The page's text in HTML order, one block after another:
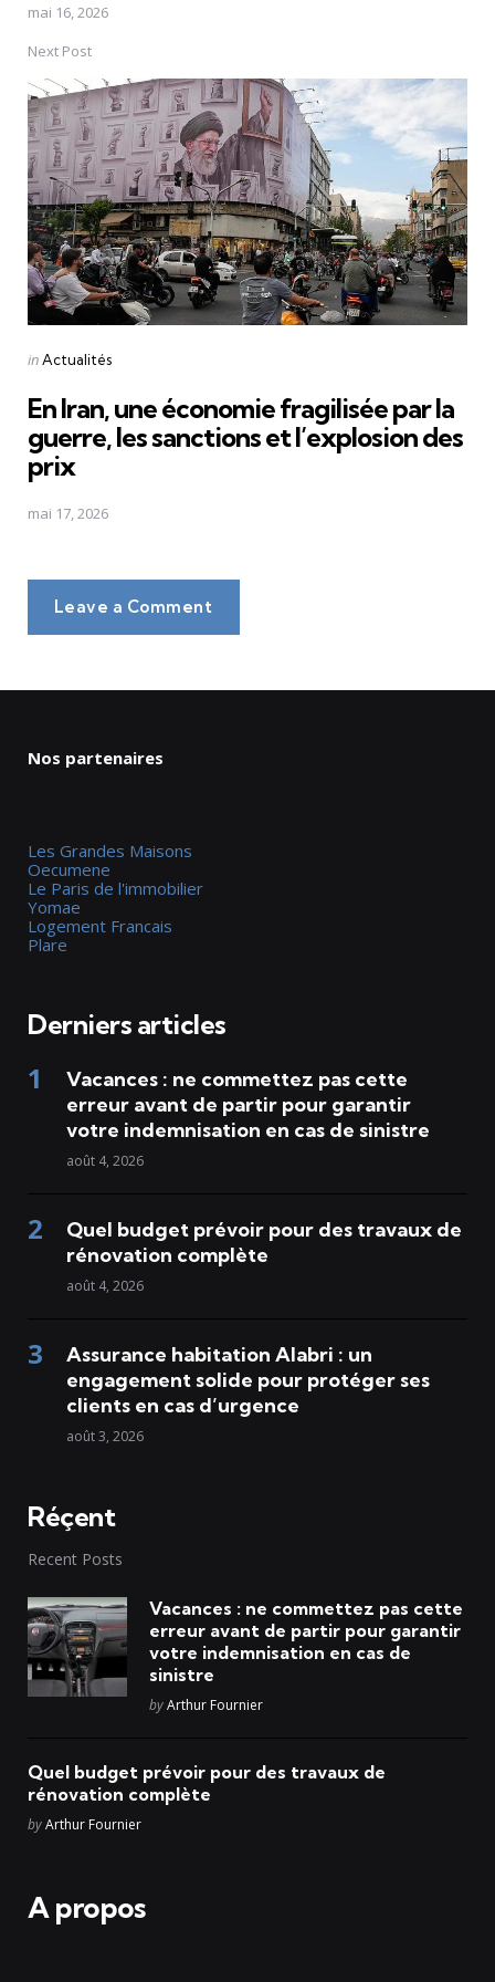
mai 16, 2026
Next Post
Posted
inActualités
En Iran, une économie fragilisée par la
guerre, les sanctions et l’explosion des
prix
mai 17, 2026
Leave a Comment
Nos partenaires
Les Grandes Maisons
Oecumene
Le Paris de l'immobilier
Yomae
Logement Francais
Plare
Derniers articles
Vacances : ne commettez pas cette
erreur avant de partir pour garantir
votre indemnisation en cas de sinistre
août 4, 2026
Quel budget prévoir pour des travaux de
rénovation complète
août 4, 2026
Assurance habitation Alabri : un
engagement solide pour protéger ses
clients en cas d’urgence
août 3, 2026
Réçent
Recent Posts
Vacances : ne commettez pas cette
erreur avant de partir pour garantir
votre indemnisation en cas de
sinistre
Posted
byArthur Fournier
Quel budget prévoir pour des travaux de
rénovation complète
Posted
byArthur Fournier
A propos